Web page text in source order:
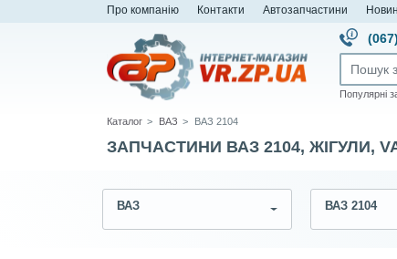
Про компанію Контакти Автозапчастини
Популярні
Каталог ВАЗ ВАЗ 2104
ЗАПЧАСТИНИ ВАЗ 2104, ЖІГУЛИ,
ВАЗ ВАЗ 2104